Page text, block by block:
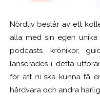
Nördliv består av ett
alla med sin egen
podcasts, krönikor,
lanserades i detta
för att ni ska kunna få
hårdvara och andra